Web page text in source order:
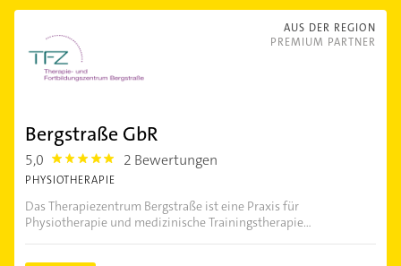
AUS DER REGION
PREMIUM PARTNER
Bergstraße GbR
5,0 5.0 2 Bewertungen
PHYSIOTHERAPIE
Das Therapiezentrum Bergstraße ist eine Praxis für
Physiotherapie und medizinische Trainingstherapie...